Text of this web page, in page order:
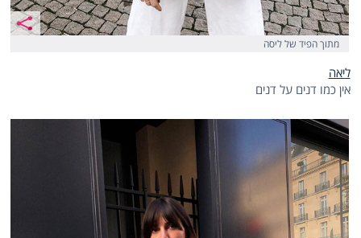
מתוך הפיד של ליסה
ליאה
אין כמו דנים על דנים